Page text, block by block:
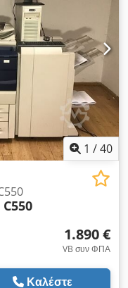
1 /40
1.890 €
VB συν ΦΠΑ
Καλέστε